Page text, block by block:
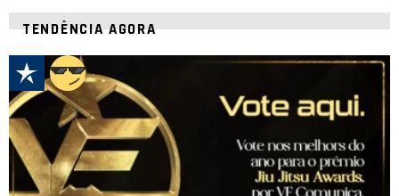
TENDÊNCIA AGORA